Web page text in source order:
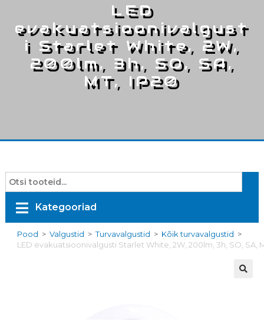
LED
evakuatsioonivalgust
i Starlet White, 2W,
200lm, 3h, SO, SA,
MT, IP20
Kategooriad
Pood > Valgustid > Turvavalgustid > Kõik turvavalgustid >
LED evakuatsioonivalgusti Starlet White, 2W, 200lm, 3h, SO, SA,